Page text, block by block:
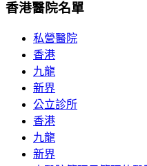
香港醫院名單
私營醫院
香港
九龍
新界
公立診所
香港
九龍
新界